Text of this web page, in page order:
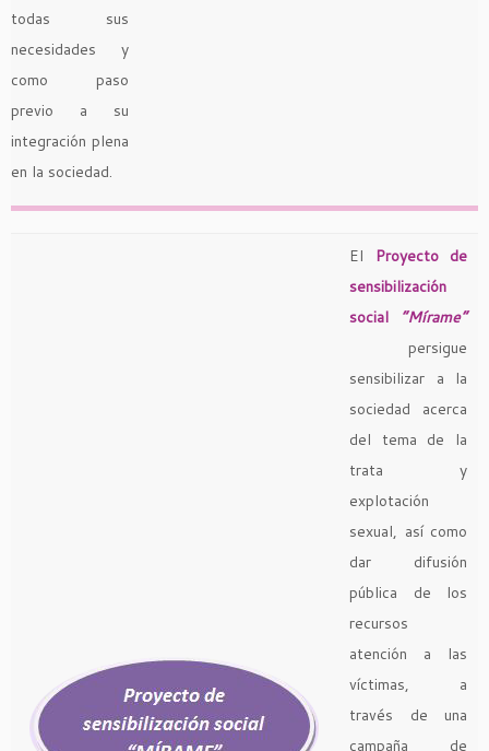
todas sus
necesidades y
como paso
previo a su
integración plena
en la sociedad.
El Proyecto de
sensibilización
social “Mírame”
persigue
sensibilizar a la
sociedad acerca
del tema de la
trata y
explotación
sexual, así como
dar difusión
pública de los
recursos
atención a las
víctimas, a
través de una
campaña de